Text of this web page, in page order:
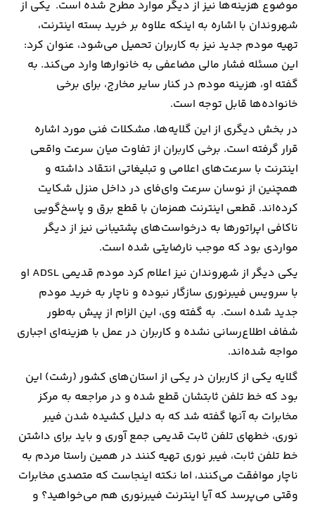
موضوع هزینه‌ها نیز از دیگر موارد مطرح‌ شده است. یکی از
شهروندان با اشاره به اینکه علاوه بر خرید بسته اینترنت،
تهیه مودم جدید نیز به کاربران تحمیل می‌شود، عنوان کرد:
این مسئله فشار مالی مضاعفی به خانوارها وارد می‌کند. به
گفته او، هزینه مودم در کنار سایر مخارج، برای برخی
خانواده‌ها قابل توجه است.
در بخش دیگری از این گلایه‌ها، مشکلات فنی مورد اشاره
قرار گرفته است. برخی کاربران از تفاوت میان سرعت واقعی
اینترنت با سرعت‌های اعلامی و تبلیغاتی انتقاد داشته و
همچنین از نوسان سرعت وای‌فای در داخل منزل شکایت
کرده‌اند. قطعی اینترنت همزمان با قطع برق و پاسخ‌گویی
ناکافی اپراتورها به درخواست‌های پشتیبانی نیز از دیگر
مواردی بود که موجب نارضایتی شده است.
یکی دیگر از شهروندان نیز اعلام کرد مودم قدیمی ADSL او
با سرویس فیبرنوری سازگار نبوده و ناچار به خرید مودم
جدید شده است. به گفته وی، این الزام از پیش به‌طور
شفاف اطلاع‌رسانی نشده و کاربران در عمل با هزینه‌ای اجباری
مواجه شده‌اند.
گلایه یکی از کاربران در یکی از استان‌های کشور (رشت) این
بود که خط تلفن ثابتشان قطع شده و در مراجعه به مرکز
مخابرات به آنها گفته شد که به دلیل کشیده شدن فیبر
نوری، خطهای تلفن ثابت قدیمی جمع آوری و باید برای داشتن
خط تلفن ثابت، فیبر نوری تهیه کنند در همین راستا مردم به
ناچار موافقت می‌کنند، اما نکته اینجاست که متصدی مخابرات
وقتی می‌پرسد که آیا اینترنت فیبرنوری هم می‌خواهید؟ و